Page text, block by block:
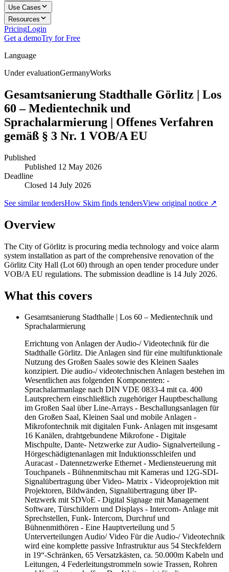
Use Cases
Resources
PricingLogin
Get a demoTry for Free
Language
Under evaluationGermanyWorks
Gesamtsanierung Stadthalle Görlitz | Los
60 – Medientechnik und
Sprachalarmierung | Offenes Verfahren
gemäß § 3 Nr. 1 VOB/A EU
Published
Published 12 May 2026
Deadline
Closed 14 July 2026
See similar tendersHow Skim finds tendersView original notice ↗
Overview
The City of Görlitz is procuring media technology and voice alarm
system installation as part of the comprehensive renovation of the
Görlitz City Hall (Lot 60) through an open tender procedure under
VOB/A EU regulations. The submission deadline is 14 July 2026.
What this covers
Gesamtsanierung Stadthalle | Los 60 – Medientechnik und
Sprachalarmierung
Errichtung von Anlagen der Audio-/ Videotechnik für die
Stadthalle Görlitz. Die Anlagen sind für eine multifunktionale
Nutzung des Großen Saales sowie des Kleinen Saales
konzipiert. Die audio-/ videotechnischen Anlagen bestehen im
Wesentlichen aus folgenden Komponenten: -
Sprachalarmanlage nach DIN VDE 0833-4 mit ca. 400
Lautsprechern einschließlich zugehöriger Hauptbeschallung
im Großen Saal über Line-Arrays - Beschallungsanlagen für
den Großen Saal, Kleinen Saal und mobile Anlagen -
Mikrofontechnik mit digitalen Funk- Anlagen mit insgesamt
16 Kanälen, drahtgebundene Mikrofone - Digitale
Mischpulte, Dante- Netzwerke zur Audio- Signalverteilung -
Hörgeschädigtenanlagen mit Induktionsschleifen und
Auracast - Datennetzwerke Ethernet - Mediensteuerung mit
Touchpanels - Bühnenmitschau mit Kameras und 12G-SDI-
Signalübertragung über Video- Matrix - Videoprojektion mit
Projektoren, Bildwänden, Signalübertragung über IP-
Netzwerk mit SDVoE - Digital Signage mit Management
Software, Türschildern und Displays - Intercom- Anlage mit
Sprechstellen, Funk- Intercom, Durchruf und
Bühnenmithören - Eine Hauptverteilung und 5
Unterverteilungen Audio/ Video Für die Audio-/ Videotechnik
wird eine komplette passive Infrastruktur aus 54 Steckfeldern
in 19“-Schränken, 65 Versatzkästen, ca. 50.000m Kabeln und
Leitungen, 4 Federleitungstrommeln sowie Trassen, Rohren